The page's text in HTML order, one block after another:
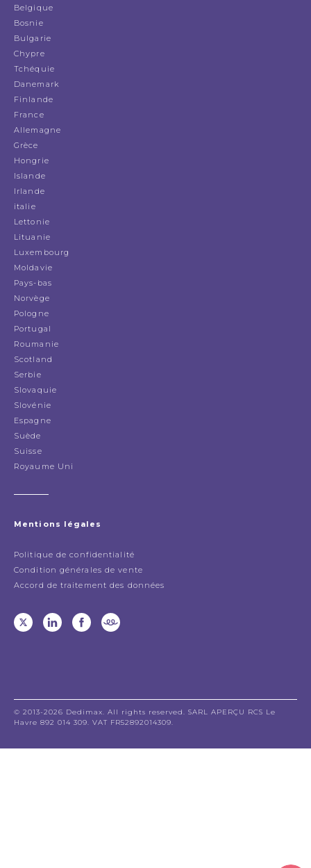
Belgique
Bosnie
Bulgarie
Chypre
Tchéquie
Danemark
Finlande
France
Allemagne
Grèce
Hongrie
Islande
Irlande
italie
Lettonie
Lituanie
Luxembourg
Moldavie
Pays-bas
Norvège
Pologne
Portugal
Roumanie
Scotland
Serbie
Slovaquie
Slovénie
Espagne
Suède
Suisse
Royaume Uni
Mentions légales
Politique de confidentialité
Condition générales de vente
Accord de traitement des données
© 2013-2026 Dedimax. All rights reserved. SARL APERÇU RCS Le
Havre 892 014 309. VAT FR52892014309.